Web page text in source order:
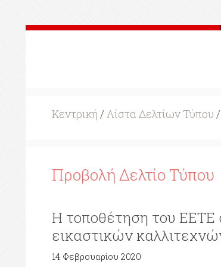
Κεντρική / Λίστα Δελτίων Τύπου /
Προβολή Δελτίο Τύπου
Η τοποθέτηση του ΕΕΤΕ
εικαστικών
14 Φεβρουαρίου 2020